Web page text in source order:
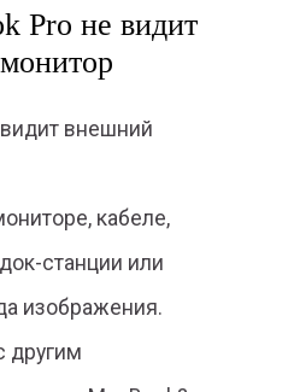
Pro не видит
внешний
кабеле,
станции или
изображения.
другим